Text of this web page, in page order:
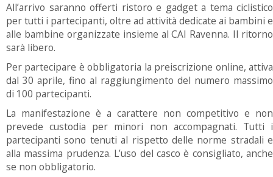
All’arrivo saranno offerti ristoro e gadget a tema ciclistico
per tutti i partecipanti, oltre ad attività dedicate ai bambini e
alle bambine organizzate insieme al CAI Ravenna. Il ritorno
sarà libero.
Per partecipare è obbligatoria la preiscrizione online, attiva
dal 30 aprile, fino al raggiungimento del numero massimo
di 100 partecipanti.
La manifestazione è a carattere non competitivo e non
prevede custodia per minori non accompagnati. Tutti i
partecipanti sono tenuti al rispetto delle norme stradali e
alla massima prudenza. L’uso del casco è consigliato, anche
se non obbligatorio.